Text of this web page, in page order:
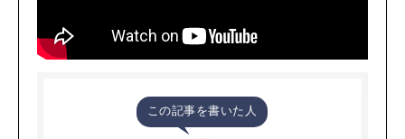
この記事を書いた人